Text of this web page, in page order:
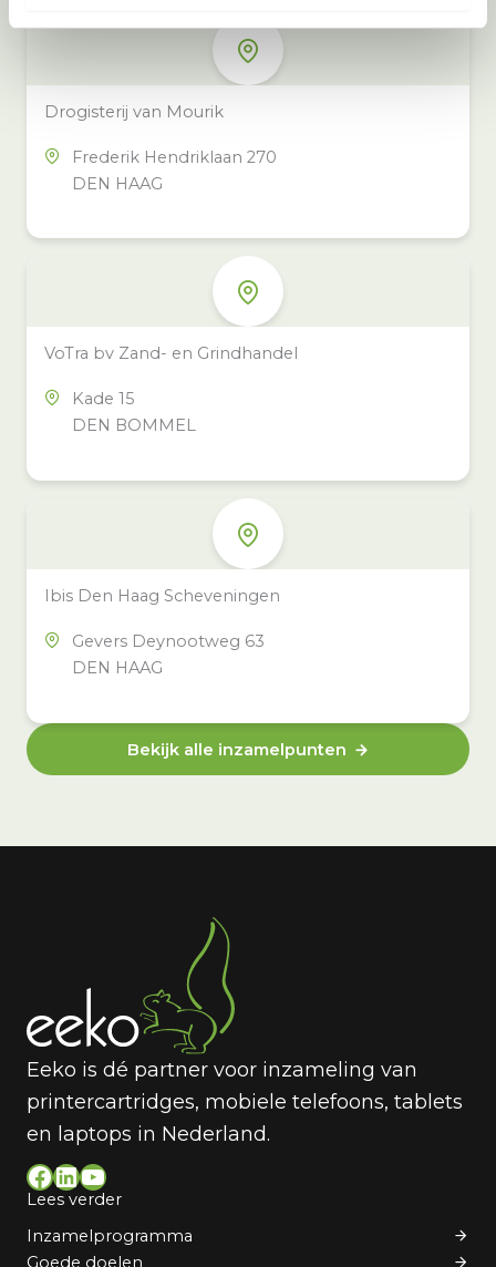
Drogisterij van Mourik
Frederik Hendriklaan 270
DEN HAAG
VoTra bv Zand- en Grindhandel
Kade 15
DEN BOMMEL
Ibis Den Haag Scheveningen
Gevers Deynootweg 63
DEN HAAG
Bekijk alle inzamelpunten
Eeko is dé partner voor inzameling van
printercartridges, mobiele telefoons, tablets
en laptops in Nederland.
Facebook LinkedIn YouTube
Lees verder
Inzamelprogramma